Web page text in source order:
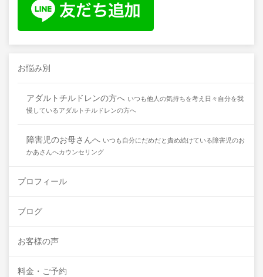
お悩み別
アダルトチルドレンの方へ いつも他人の気持ちを考え日々自分を我
慢しているアダルトチルドレンの方へ
障害児のお母さんへ いつも自分にだめだと責め続けている障害児のお
かあさんへカウンセリング
プロフィール
ブログ
お客様の声
料金・ご予約